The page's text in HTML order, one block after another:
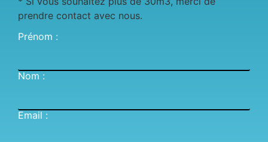
prendre contact avec nous.
Prénom :
Nom :
Email :